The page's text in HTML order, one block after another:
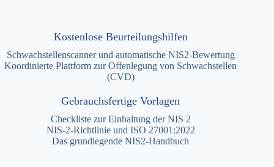
Kostenlose Beurteilungshilfen
Schwachstellenscanner und automatische NIS2-Bewertung
Koordinierte Plattform zur Offenlegung von Schwachstellen
(CVD)
Gebrauchsfertige Vorlagen
Checkliste zur Einhaltung der NIS 2
NIS-2-Richtlinie und ISO 27001:2022
Das grundlegende NIS2-Handbuch